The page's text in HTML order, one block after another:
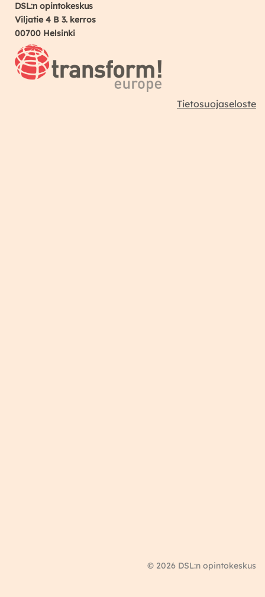
DSL:n opintokeskus
Viljatie 4 B 3. kerros
00700 Helsinki
© 2026 DSL:n opintokeskus
Tietosuojaseloste